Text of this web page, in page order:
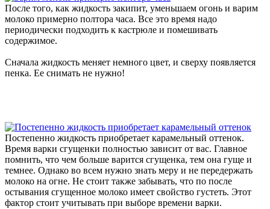
После того, как жидкость закипит, уменьшаем огонь и варим
молоко примерно полтора часа. Все это время надо
периодически подходить к кастрюле и помешивать
содержимое.
Сначала жидкость меняет немного цвет, и сверху появляется
пенка. Ее снимать не нужно!
Постепенно жидкость приобретает карамельный оттенок.
Время варки сгущенки полностью зависит от вас. Главное
помнить, что чем больше варится сгущенка, тем она гуще и
темнее. Однако во всем нужно знать меру и не передержать
молоко на огне. Не стоит также забывать, что по после
остывания сгущенное молоко имеет свойство густеть. Этот
фактор стоит учитывать при выборе времени варки.